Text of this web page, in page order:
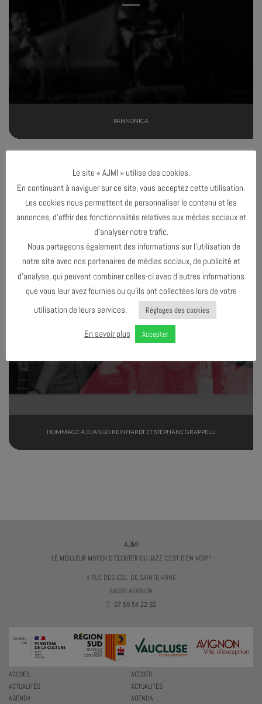
PANNONICA
HOMMAGE À DJANGO REINHARDT ET STÉPHANE GRAPPELLI
TERMINÉ
AJMI
LE MEILLEUR MOYEN D'ÉCOUTER DU JAZZ C'EST D'EN VOIR !
4 RUE DES ESC. DE SAINTE-ANNE
84000 AVIGNON
T. 07 59 54 22 92
ACCUEIL
ACTUALITÉS
AGENDA
ACCUEIL
ACTUALITÉS
AGENDA
Le site « AJMI » utilise des cookies.
En continuant à naviguer sur ce site, vous acceptez cette utilisation.
Les cookies nous permettent de personnaliser le contenu et les
annonces, d’offrir des fonctionnalités relatives aux médias sociaux et
d’analyser notre trafic.
Nous partageons également des informations sur l’utilisation de
notre site avec nos partenaires de médias sociaux, de publicité et
d’analyse, qui peuvent combiner celles-ci avec d’autres informations
que vous leur avez fournies ou qu’ils ont collectées lors de votre
utilisation de leurs services.
Réglages des cookies
En savoir plus Accepter